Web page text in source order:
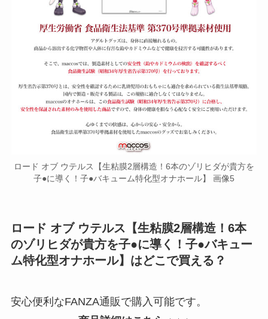
ロード オブ ウテルス【生粘膜2層構造！6本のゾリヒダが貴方を
子●に導く！子●バキューム特化型オナホール】 画像5
ロード オブ ウテルス【生粘膜2層構造！6本
のゾリヒダが貴方を子●に導く！子●バキュー
ム特化型オナホール】はどこで買える？
安心便利なFANZA通販で購入可能です。